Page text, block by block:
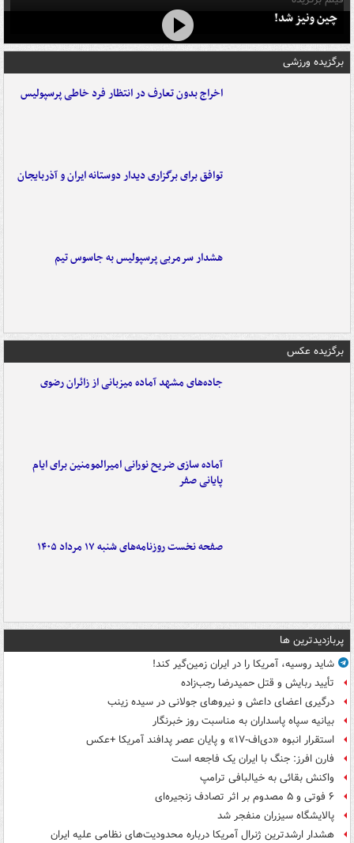
چین ونیز شد!
برگزیده ورزشی
اخراج بدون تعارف در انتظار فرد خاطی پرسپولیس
توافق برای برگزاری دیدار دوستانه ایران و آذربایجان
هشدار سرمربی پرسپولیس به جاسوس تیم
برگزیده عکس
جاده‌های مشهد آماده میزبانی از زائران رضوی
آماده سازی ضریح نورانی امیرالمومنین برای ایام
پایانی صفر
صفحه نخست روزنامه‌های شنبه ۱۷ مرداد ۱۴۰۵
پربازدیدترین ها
شاید روسیه، آمریکا را در ایران زمین‌گیر کند!
تأیید ربایش و قتل حمیدرضا رجب‌زاده
درگیری اعضای داعش و نیروهای جولانی در سیده زینب
بیانیه سپاه پاسداران به مناسبت روز خبرنگار
استقرار انبوه «دی‌اف‑۱۷» و پایان عصر پدافند آمریکا +عکس
فارن افرز: جنگ با ایران یک فاجعه است
واکنش بقائی به خیالبافی ترامپ
۶ فوتی و ۵ مصدوم بر اثر تصادف زنجیره‌ای
پالایشگاه سیزران منفجر شد
هشدار ارشدترین ژنرال آمریکا درباره محدودیت‌های نظامی علیه ایران